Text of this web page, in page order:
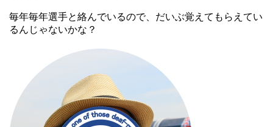
毎年毎年選手と絡んでいるので、だいぶ覚えてもらえてい
るんじゃないかな？